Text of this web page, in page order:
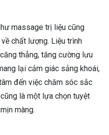
massage trị liệu cũng
chất lượng. Liệu trình
thẳng, tăng cường lưu
lại cảm giác sảng khoái,
đến việc chăm sóc sắc
là một lựa chọn tuyệt
màng.